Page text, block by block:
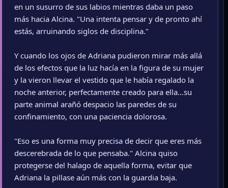
en un susurro de sus labios mientras daba un paso
más hacia Alcina. "Una intenta pensar y de pronto ahí
estás, arruinando siglos de disciplina."
Y cuando los ojos de Adriana pudieron mirar más allá
de los efectos que la luz hacía en la figura de su mujer
y la vieron llevar el vestido que le había regalado la
noche anterior, perfectamente creado para ella…su
parte animal arañó despacio las paredes de su
confinamiento, con una paciencia dolorosa.
"Eso es una forma muy precisa de decir que eres más
descerebrada de lo que pensaba." Alcina quiso
protegerse del halago de aquella forma, evitar que
Adriana la pillase aún más con la guardia baja.